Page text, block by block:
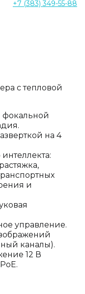
+7 (383) 349-55-88
с тепловой
фокальной
на 4
и
управление.
каналы).
12 В